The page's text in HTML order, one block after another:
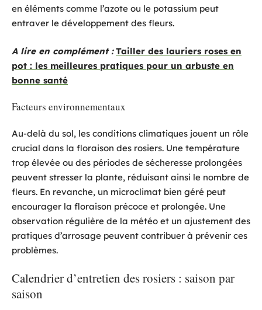
en éléments comme l’azote ou le potassium peut
entraver le développement des fleurs.
A lire en complément : Tailler des lauriers roses en
pot : les meilleures pratiques pour un arbuste en
bonne santé
Facteurs environnementaux
Au-delà du sol, les conditions climatiques jouent un rôle
crucial dans la floraison des rosiers. Une température
trop élevée ou des périodes de sécheresse prolongées
peuvent stresser la plante, réduisant ainsi le nombre de
fleurs. En revanche, un microclimat bien géré peut
encourager la floraison précoce et prolongée. Une
observation régulière de la météo et un ajustement des
pratiques d’arrosage peuvent contribuer à prévenir ces
problèmes.
Calendrier d’entretien des rosiers : saison par
saison